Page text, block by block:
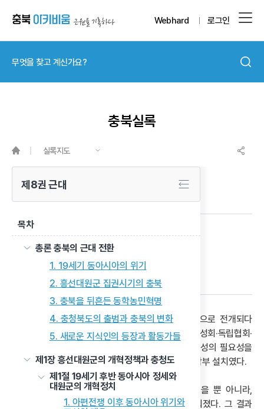
Webhard 로그인
충북실록
실록지도
제8권 근대
목차
총론 충북의 근대 전환
1. 19세기 동아시아의 위기
2. 흥선대원군 집권시기의 충북
3. 충북을 뒤흔든 동학농민혁명
4. 충청북도의 출범과 충북의 변화
5. 새로운 지식인의 등장과 활동가들
제1장 흥선대원군의 개혁정책과 충청도
제1절 19세기 후반 동아시아 정세와
대원군의 개혁정치
1. 아편전쟁 이후 동아시아 위기와
충북 교육운동의 전개와 학교 설립
이전 글
다음 글
근대교육의 시작은 1890년대 중반에 서울을 중심으로 전개되다
점차 지방으로 확산되는 추세였다. 그 중심에는 협성회·독립협회·
만민공동회가 있었다. 이때 근대교육을 통한 실력양성의 필요성을
자극한 것은 러일전쟁의 충격과 을사늑약에 따른 통감부 설치였다.
그에 따라 이곳저곳에서 자강·계몽단체가 결성되었을 뿐 아니라,
교육운동도 활발히 일어나 학교 설립이 활발히 이뤄졌다. 그 결과